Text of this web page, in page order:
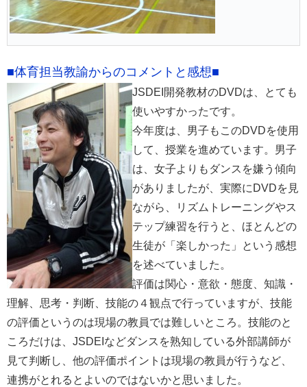
■体育担当教諭からのコメントと感想■
JSDEI開発教材のDVDは、とても
使いやすかったです。
今年度は、男子もこのDVDを使用
して、授業を進めています。男子
は、女子よりもダンスを嫌う傾向
がありましたが、実際にDVDを見
ながら、リズムトレーニングやス
テップ練習を行うと、ほとんどの
生徒が「楽しかった」という感想
を述べていました。
評価は関心・意欲・態度、知識・
理解、思考・判断、技能の４観点で行っていますが、技能
の評価というのは現場の教員では難しいところ。技能のと
ころだけは、JSDEIなどダンスを熟知している外部講師が
見て判断し、他の評価ポイントは現場の教員が行うなど、
連携がとれるとよいのではないかと思いました。